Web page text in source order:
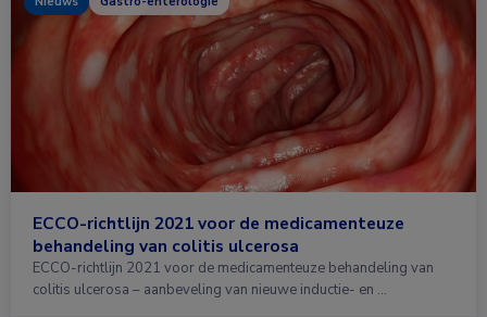
ECCO-richtlijn 2021 voor de medicamenteuze
behandeling van colitis ulcerosa
ECCO-richtlijn 2021 voor de medicamenteuze behandeling van
colitis ulcerosa – aanbeveling van nieuwe inductie- en …